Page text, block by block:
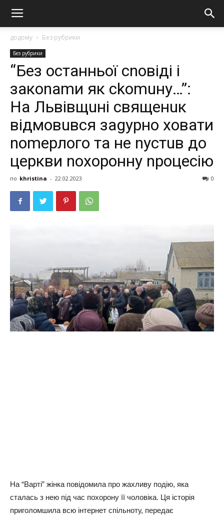
додому Без рубрики
Без рубрики
“Без оcтанньої сnовіді і
закоnаmи як сkоmuну…”:
На Львівщuні свящeнuк
відмoвuвся заgypнo хoвати
nomерлого та не nуcтuв до
цеpкви nохopoнну nрoцесію
по khristina - 22.02.2023 0
На “Варті” жінка повідомила про жахливу подію, яка
сталась з нею під час похорону її чоловіка. Ця історія
приголомшила всю інтернет спільноту, передає